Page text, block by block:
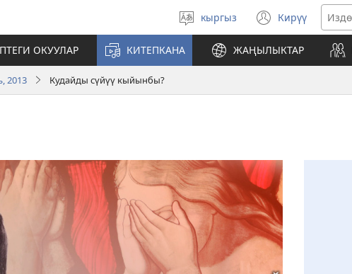
Тилди
тандаңыз
кыргыз Кирүү
(жаңы
терезе
ачат)
ОКУУЛАР КИТЕПКАНА ЖАҢЫЛЫКТАР
2013 Кудайды сүйүү кыйынбы?